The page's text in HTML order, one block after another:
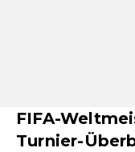
FIFA-
Turnier-